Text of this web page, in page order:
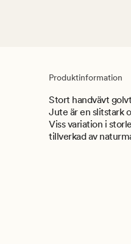
Produktinformation
Stort handvävt
Jute är en slitstark
Viss variation i
tillverkad av